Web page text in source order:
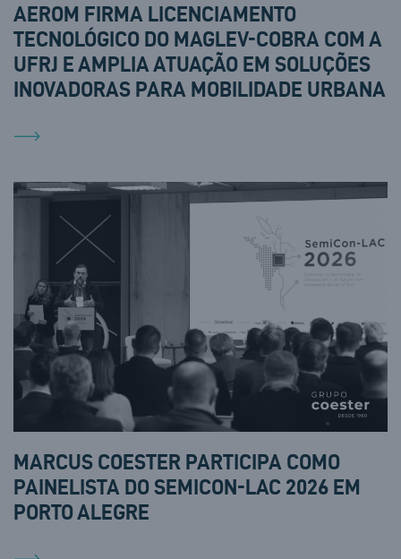
AEROM FIRMA LICENCIAMENTO
TECNOLÓGICO DO MAGLEV-COBRA COM A
UFRJ E AMPLIA ATUAÇÃO EM SOLUÇÕES
INOVADORAS PARA MOBILIDADE URBANA
MARCUS COESTER PARTICIPA COMO
PAINELISTA DO SEMICON-LAC 2026 EM
PORTO ALEGRE